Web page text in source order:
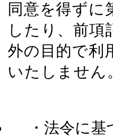
同意を得ずに
したり、前項
外の目的で利
いたしません
・法令に